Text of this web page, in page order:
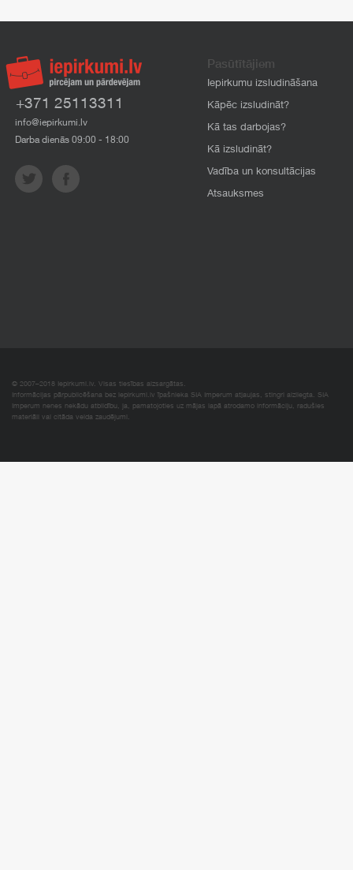
+371 25113311
info@iepirkumi.lv
Darba dienās 09:00 - 18:00
Pasūtītājiem
Iepirkumu izsludināšana
Kāpēc izsludināt?
Kā tas darbojas?
Kā izsludināt?
Vadība un konsultācijas
Atsauksmes
© 2007–2018 Iepirkumi.lv. Visas tiesības aizsargātas.
Informācijas pārpublicēšana bez iepirkumi.lv īpašnieka SIA Imperum atļaujas, stingri aizliegta. SIA
Imperum nenes nekādu atbildību, ja, pamatojoties uz mājas lapā atrodamo informāciju, radušies
materiāli vai citāda veida zaudējumi.